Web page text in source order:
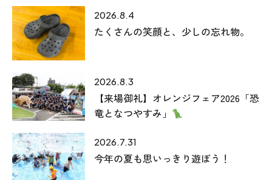
2026.8.4
たくさんの笑顔と、少しの忘れ物。
2026.8.3
【来場御礼】オレンジフェア2026「恐
竜となつやすみ」
2026.7.31
今年の夏も思いっきり遊ぼう！